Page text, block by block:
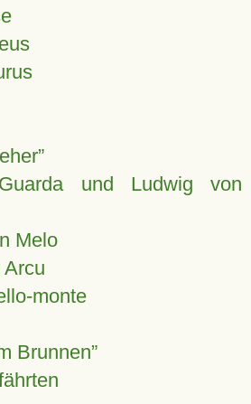
und Ludwig von
Melo
monte
Brunnen